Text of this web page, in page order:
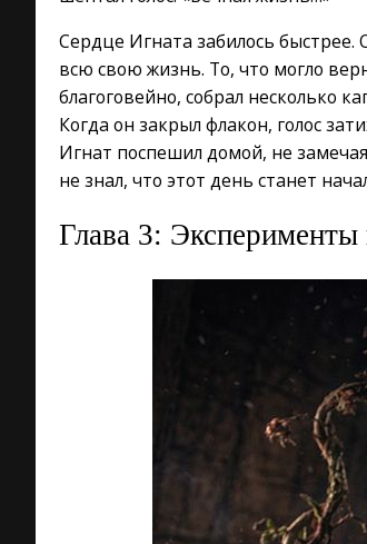
Сердце Игната забилось быстрее.
всю свою жизнь. То, что могло
благоговейно, собрал несколько
Когда он закрыл флакон, голос
Игнат поспешил домой, не
не знал, что этот день станет
Глава 3: